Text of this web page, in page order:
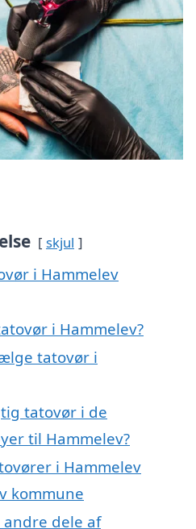
skjul
i Hammelev
i Hammelev?
tatovør i
tatovør i de
til Hammelev?
i Hammelev
kommune
dele af